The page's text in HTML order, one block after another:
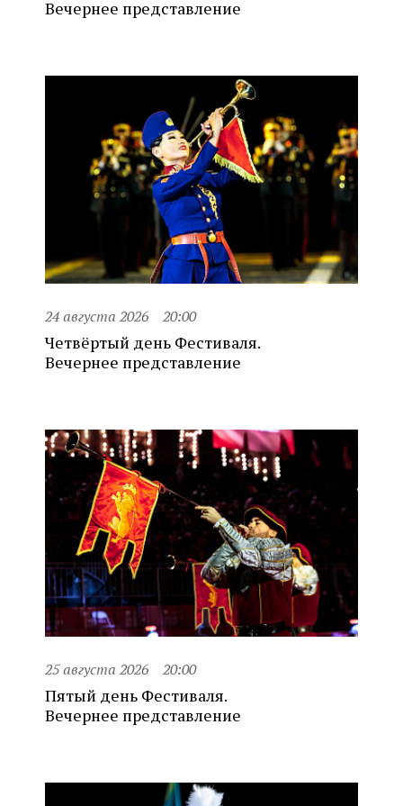
Вечернее представление
24 августа 2026 20:00
Четвёртый день Фестиваля.
Вечернее представление
25 августа 2026 20:00
Пятый день Фестиваля.
Вечернее представление